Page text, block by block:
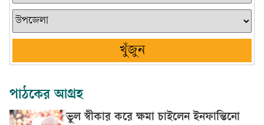
খুঁজুন
পাঠকের আগ্রহ
ভুল স্বীকার করে ক্ষমা চাইলেন ইনফান্তিনো